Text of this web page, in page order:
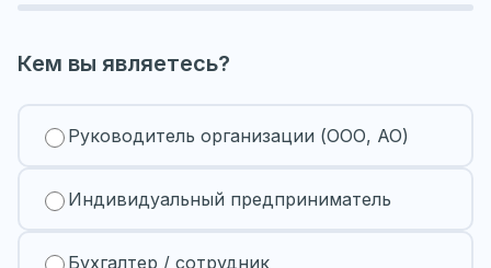
Кем вы являетесь?
Руководитель организации (ООО, АО)
Индивидуальный предприниматель
Бухгалтер / сотрудник